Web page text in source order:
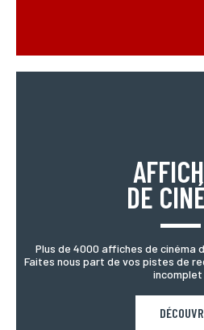
DE
Plus de 4000 affiches de cinéma
Faites nous part de vos pistes de
incomplet